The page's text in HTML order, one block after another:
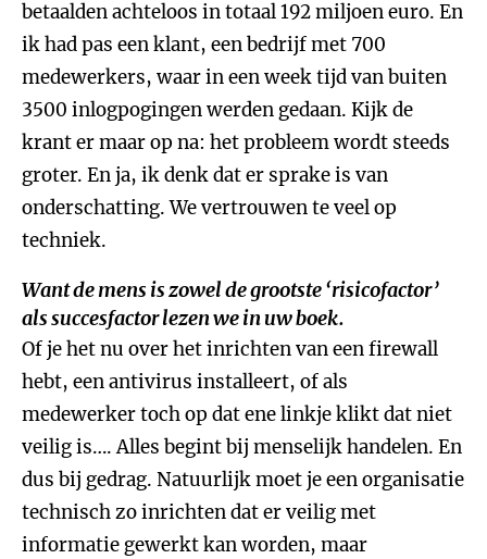
betaalden achteloos in totaal 192 miljoen euro. En
ik had pas een klant, een bedrijf met 700
medewerkers, waar in een week tijd van buiten
3500 inlogpogingen werden gedaan. Kijk de
krant er maar op na: het probleem wordt steeds
groter. En ja, ik denk dat er sprake is van
onderschatting. We vertrouwen te veel op
techniek.
Want de mens is zowel de grootste ‘risicofactor’
als succesfactor lezen we in uw boek.
Of je het nu over het inrichten van een firewall
hebt, een antivirus installeert, of als
medewerker toch op dat ene linkje klikt dat niet
veilig is…. Alles begint bij menselijk handelen. En
dus bij gedrag. Natuurlijk moet je een organisatie
technisch zo inrichten dat er veilig met
informatie gewerkt kan worden, maar